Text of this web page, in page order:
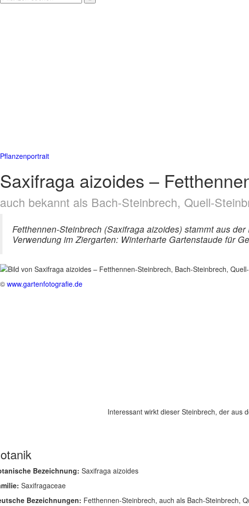
Pflanzenportrait
Saxifraga aizoides –
auch bekannt als Bach-Steinbrech, Quell-
Fetthennen-Steinbrech (Saxifraga aizoides) stammt aus
Verwendung im Ziergarten: Winterharte Gartenstaude für
© www.gartenfotografie.de
Interessant wirkt dieser Steinbrech, der aus
Bezeichnung: Saxifraga aizoides
Saxifragaceae
Bezeichnungen: Fetthennen-Steinbrech, auch als Bach-Steinbrech,